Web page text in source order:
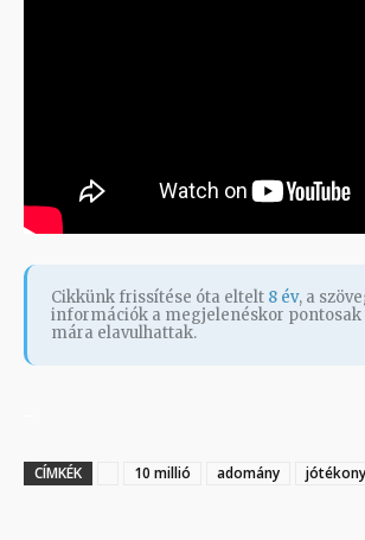
Cikkünk frissítése óta eltelt 8 év, a
információk a megjelenéskor pontosak
mára elavulhattak.
CÍMKÉK 10 millió adomány